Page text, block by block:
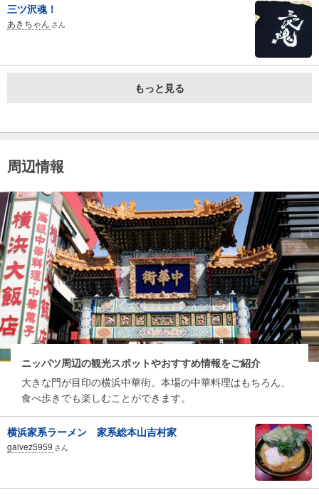
三ツ沢魂！
あきちゃん さん
もっと見る
周辺情報
ニッパツ周辺の観光スポットやおすすめ情報をご紹介
大きな門が目印の横浜中華街。本場の中華料理はもちろん、
食べ歩きでも楽しむことができます。
横浜家系ラーメン 家系総本山吉村家
galvez5959 さん